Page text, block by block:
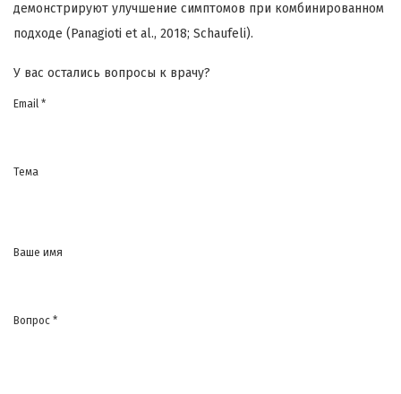
демонстрируют улучшение симптомов при комбинированном
подходе (Panagioti et al., 2018; Schaufeli).
У вас остались вопросы к врачу?
Email *
Тема
Ваше имя
Вопрос *